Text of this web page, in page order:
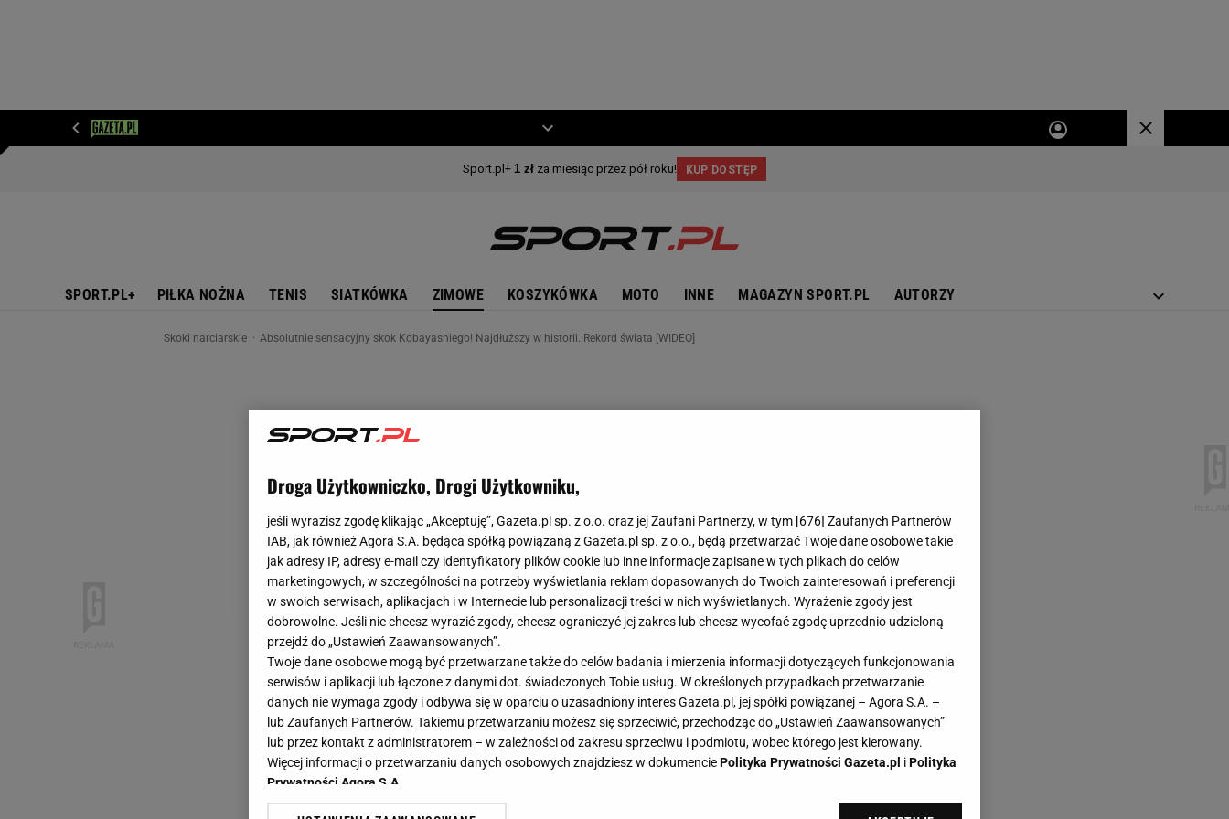
SPORT.PL+ PIŁKA NOŻNA TENIS SIATKÓWKA ZIMOWE KOSZYKÓWKA MOTO INNE MAGAZYN SPORT.PL AUTORZY
Skoki narciarskie Absolutnie sensacyjny skok Kobayashiego! Najdłuższy w historii. Rekord świata [WIDEO]
Droga Użytkowniczko, Drogi Użytkowniku,
jeśli wyrazisz zgodę klikając „Akceptuję”, Gazeta.pl sp. z o.o. oraz jej Zaufani Partnerzy, w tym [676] Zaufanych Partnerów
IAB, jak również Agora S.A. będąca spółką powiązaną z Gazeta.pl sp. z o.o., będą przetwarzać Twoje dane osobowe takie
jak adresy IP, adresy e-mail czy identyfikatory plików cookie lub inne informacje zapisane w tych plikach do celów
marketingowych, w szczególności na potrzeby wyświetlania reklam dopasowanych do Twoich zainteresowań i preferencji
w swoich serwisach, aplikacjach i w Internecie lub personalizacji treści w nich wyświetlanych. Wyrażenie zgody jest
dobrowolne. Jeśli nie chcesz wyrazić zgody, chcesz ograniczyć jej zakres lub chcesz wycofać zgodę uprzednio udzieloną
przejdź do „Ustawień Zaawansowanych”.
Twoje dane osobowe mogą być przetwarzane także do celów badania i mierzenia informacji dotyczących funkcjonowania
serwisów i aplikacji lub łączone z danymi dot. świadczonych Tobie usług. W określonych przypadkach przetwarzanie
danych nie wymaga zgody i odbywa się w oparciu o uzasadniony interes Gazeta.pl, jej spółki powiązanej – Agora S.A. –
lub Zaufanych Partnerów. Takiemu przetwarzaniu możesz się sprzeciwić, przechodząc do „Ustawień Zaawansowanych”
lub przez kontakt z administratorem – w zależności od zakresu sprzeciwu i podmiotu, wobec którego jest kierowany.
Więcej informacji o przetwarzaniu danych osobowych znajdziesz w dokumenciePolityka Prywatności Gazeta.pl iPolityka
Prywatności Agora S.A.